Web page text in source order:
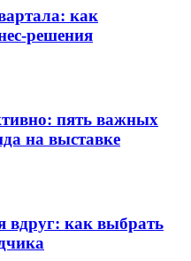
как
решения
пять важных
на выставке
вдруг: как выбрать